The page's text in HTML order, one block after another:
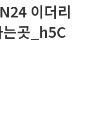
이더리
곳_h5C